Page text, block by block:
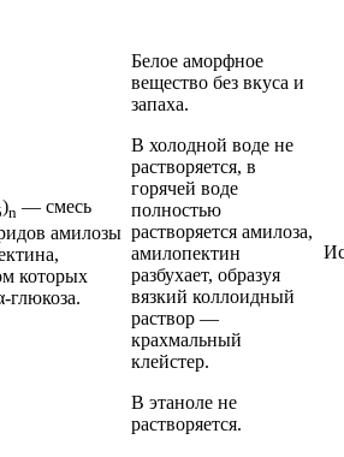
)n — смесь
амилозы
,
которых
глюкоза.
Белое аморфное
вещество без вкуса и
запаха.
В холодной воде не
растворяется, в
горячей воде
полностью
растворяется амилоза,
амилопектин
разбухает, образуя
вязкий коллоидный
раствор —
крахмальный
клейстер.
В этаноле не
растворяется.